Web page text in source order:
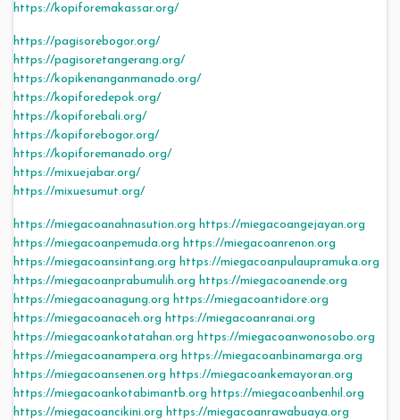
https://kopiforemakassar.org/
https://pagisorebogor.org/
https://pagisoretangerang.org/
https://kopikenanganmanado.org/
https://kopiforedepok.org/
https://kopiforebali.org/
https://kopiforebogor.org/
https://kopiforemanado.org/
https://mixuejabar.org/
https://mixuesumut.org/
https://miegacoanahnasution.org https://miegacoangejayan.org
https://miegacoanpemuda.org https://miegacoanrenon.org
https://miegacoansintang.org https://miegacoanpulaupramuka.org
https://miegacoanprabumulih.org https://miegacoanende.org
https://miegacoanagung.org https://miegacoantidore.org
https://miegacoanaceh.org https://miegacoanranai.org
https://miegacoankotatahan.org https://miegacoanwonosobo.org
https://miegacoanampera.org https://miegacoanbinamarga.org
https://miegacoansenen.org https://miegacoankemayoran.org
https://miegacoankotabimantb.org https://miegacoanbenhil.org
https://miegacoancikini.org https://miegacoanrawabuaya.org